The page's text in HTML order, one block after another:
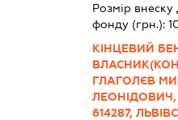
Розмір внеску
фонду (грн.):
КІНЦЕВИЙ
ГЛАГОЛЄВ
ЛЕОНІДОВИЧ,
614287,